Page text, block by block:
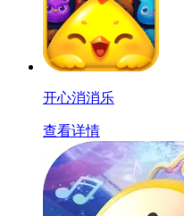
开心消消乐
查看详情